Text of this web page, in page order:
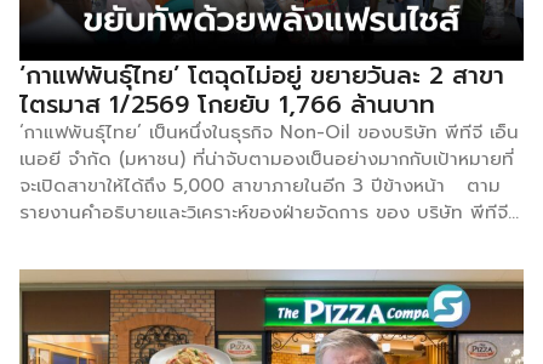
เร่งตัวขึ้นอย่างน่ากลัว ฝั่งรายได้กลับต้องเผชิญกับภาวะ “กำลัง
ซื้อในประเทศที่อ่อนแรงและเปราะบาง” ซ้ำร้ายยังต้องเจอกับแนว
โน้มจำนวนนักท่องเที่ยวต่างชาติที่คาดว่าจะลดลงจากปีก่อน ทำให้
เม็ดเงินหมุนเวียนในระบบหดตัวลงอย่างเห็นได้ชัด ซึ่งกลุ่มร้าน
อาหารที่จัดว่าอยู่ใน “โซนอันตรายและเปราะบางที่สุด” ท่ามกลาง
วิกฤตครั้งนี้ ได้แก่ ร้านบุฟเฟต์ (Buffet): ที่นอกจากจะสู้รบ
ตบมือกับการแข่งขันที่ดุเดือดอยู่แล้ว ยังต้องแบกรับต้นทุน
วัตถุดิบและพลังงานที่สูงขึ้นแบบเหมาจ่าย ร้านระดับพรีเมียม
(Premium): ที่กำลังเจอตอสองเด้ง ทั้งลูกค้าในประเทศที่ลด
แพงลิ่วจากปัญหาระบบขนส่ง ร้านที่พึ่งพาเดลิเวอรี (Delivery)
เป็นหลัก: กลุ่มนี้จัดว่าเหนื่อยหนัก เพราะนอกจากกำไรเฉลี่ยต่อจาน
จะต่ำเป็นทุนเดิมอยู่แล้ว ยังต้องเจอทั้งค่า GP ที่สูงลิ่ว และความ
เสี่ยงเรื่องราคาบวกกับการขาดแคลนบรรจุภัณฑ์ […]
‘กาแฟพันธุ์ไทย’ โตฉุดไม่อยู่ ขยายวันละ 2 สาขา
ไตรมาส 1/2569 โกยยับ 1,766 ล้านบาท
‘กาแฟพันธุ์ไทย’ เป็นหนึ่งในธุรกิจ Non-Oil ของบริษัท พีทีจี เอ็น
เนอยี จำกัด (มหาชน) ที่น่าจับตามองเป็นอย่างมากกับเป้าหมายที่
จะเปิดสาขาให้ได้ถึง 5,000 สาขาภายในอีก 3 ปีข้างหน้า ตาม
รายงานคำอธิบายและวิเคราะห์ของฝ่ายจัดการ ของ บริษัท พีทีจี
พันธุ์ไทยมีรายได้จากการขายและการให้บริการอยู่ที่ 1,766 ล้าน
บาท เพิ่มขึ้น 84.1% เมื่อเทียบกับปีที่ผ่านมา และเพิ่มขึ้น 8.8%
เมื่อเทียบกับไตรมาสก่อน โดยปัจจัยขับเคลื่อนหลักมาจากการ
ขยายสาขาอย่างต่อเนื่อง รวมถึงการพัฒนาแบรนด์ในเชิง